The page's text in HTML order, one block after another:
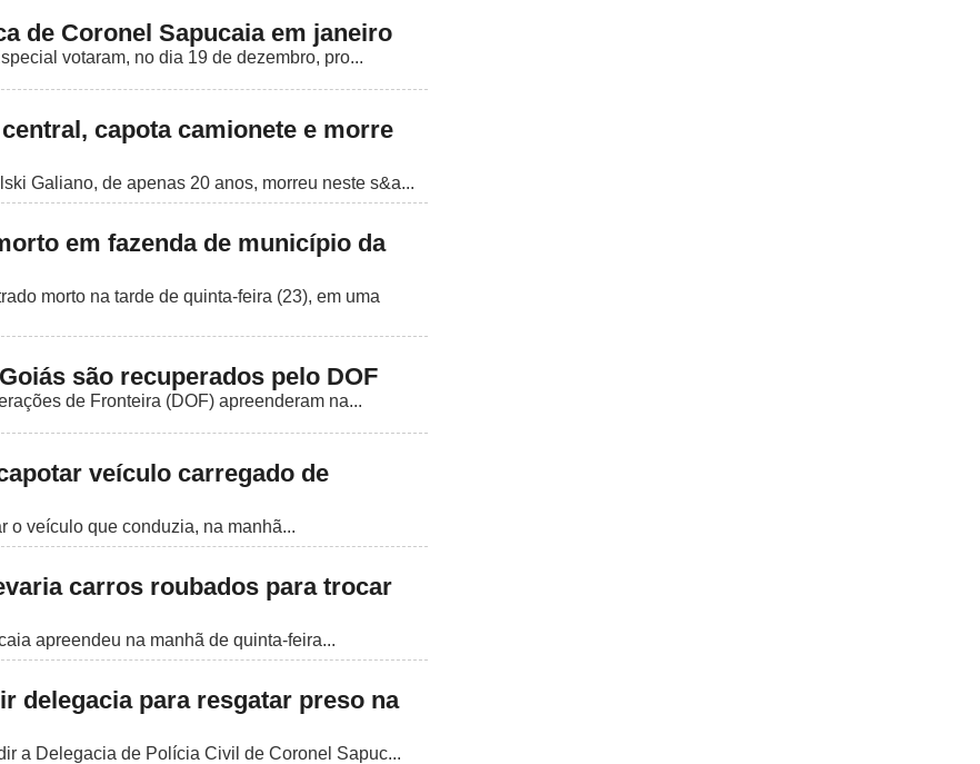
de Coronel Sapucaia em janeiro
votaram, no dia 19 de dezembro, pro...
capota camionete e morre
Galiano, de apenas 20 anos, morreu neste s&a...
em fazenda de município da
morto na tarde de quinta-feira (23), em uma
são recuperados pelo DOF
de Fronteira (DOF) apreenderam na...
veículo carregado de
o veículo que conduzia, na manhã...
carros roubados para trocar
apreendeu na manhã de quinta-feira...
delegacia para resgatar preso na
a Delegacia de Polícia Civil de Coronel Sapuc...